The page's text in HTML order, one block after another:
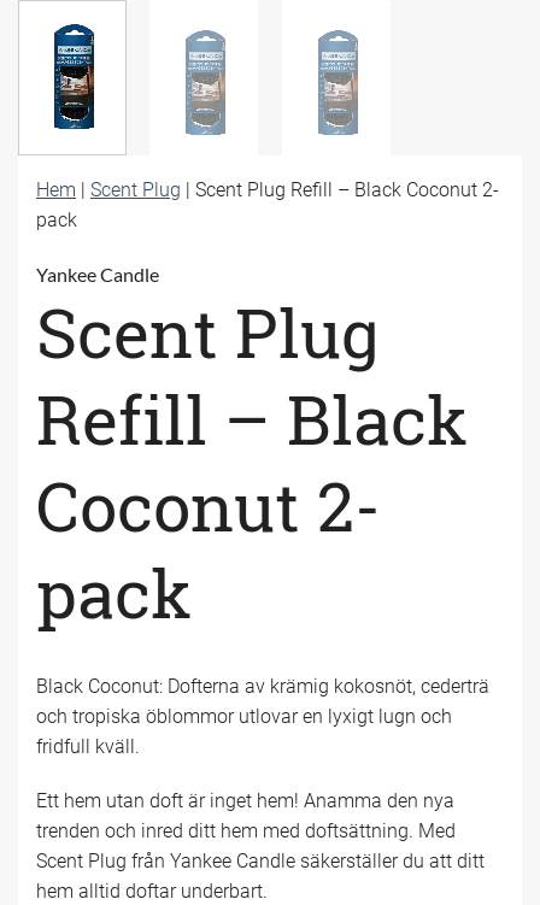
Hem | Scent Plug | Scent Plug Refill – Black Coconut 2-
pack
Yankee Candle
Scent Plug
Refill – Black
Coconut 2-
pack
Black Coconut: Dofterna av krämig kokosnöt, cederträ
och tropiska öblommor utlovar en lyxigt lugn och
fridfull kväll.
Ett hem utan doft är inget hem! Anamma den nya
trenden och inred ditt hem med doftsättning. Med
Scent Plug från Yankee Candle säkerställer du att ditt
hem alltid doftar underbart.